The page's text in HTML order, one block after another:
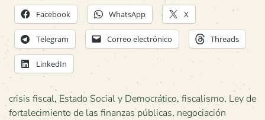
Facebook WhatsApp X
Telegram Correo electrónico Threads
LinkedIn
crisis fiscal, Estado Social y Democrático, fiscalismo, Ley de
fortalecimiento de las finanzas públicas, negociación